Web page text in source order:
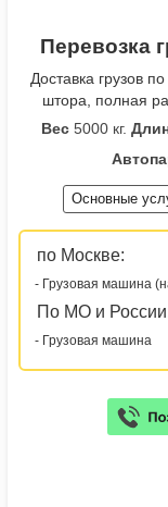
Перевозка
Доставка грузов
штора, полная
Вес 5000 кг.
Основные
по Москве:
- Грузовая машина
По МО и
- Грузовая машина